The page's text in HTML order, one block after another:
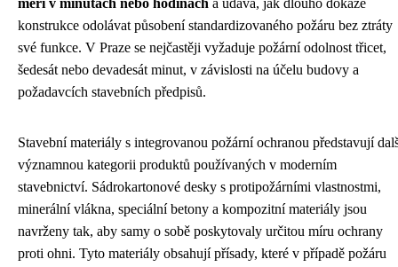
měří v minutách nebo hodinách a udává, jak dlouho dokáže
konstrukce odolávat působení standardizovaného požáru bez ztráty
své funkce. V Praze se nejčastěji vyžaduje požární odolnost třicet,
šedesát nebo devadesát minut, v závislosti na účelu budovy a
požadavcích stavebních předpisů.
Stavební materiály s integrovanou požární ochranou představují
významnou kategorii produktů používaných v moderním
stavebnictví. Sádrokartonové desky s protipožárními vlastnostmi,
minerální vlákna, speciální betony a kompozitní materiály jsou
navrženy tak, aby samy o sobě poskytovaly určitou míru ochrany
proti ohni. Tyto materiály obsahují přísady, které v případě požáru